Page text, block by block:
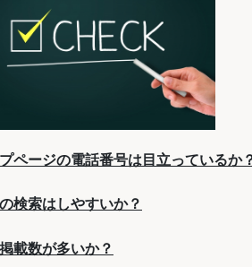
プページの電話番号は目立っているか
の検索はしやすいか？
載数が多いか？